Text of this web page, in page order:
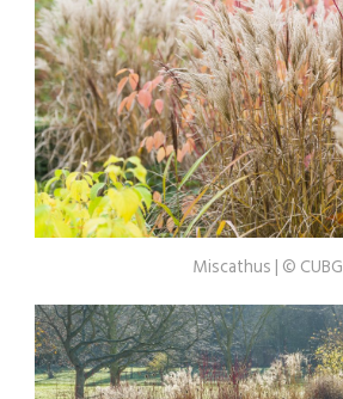
Miscathus | © CUBG